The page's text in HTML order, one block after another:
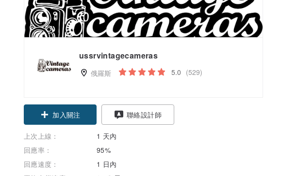
ussrvintagecameras
俄羅斯 5.0 (529)
加入關注 聯絡設計師
上次上線：
1 天內
回應率：
95%
回應速度：
1 日內